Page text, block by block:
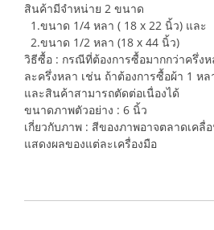
สินค้ามีจำหน่าย 2 ขนาด
1.ขนาด 1/4 หลา ( 18 x 22 นิ้ว) และ
2.ขนาด 1/2 หลา (18 x 44 นิ้ว)
วิธีซื้อ : กรณีที่ต้องการซื้อมากกว่าครึ่ง
ละครึ่งหลา เช่น ถ้าต้องการซื้อผ้า 1 ห
และสินค้าสามารถตัดต่อเนื่องได้
ขนาดภาพตัวอย่าง : 6 นิ้ว
เกี่ยวกับภาพ : สีของภาพอาจตลาดเคลื่
แสดงผลของแต่ละเครื่องมือ